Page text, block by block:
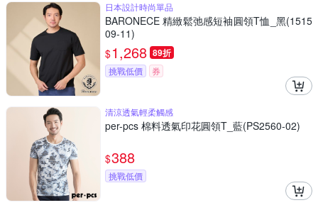
日本設計時尚單品
BARONECE 精緻鬆弛感短袖圓領T恤_黑(1515
09-11)
$1,268 89折
挑戰低價 券
清涼透氣輕柔觸感
per-pcs 棉料透氣印花圓領T_藍(PS2560-02)
$388
挑戰低價